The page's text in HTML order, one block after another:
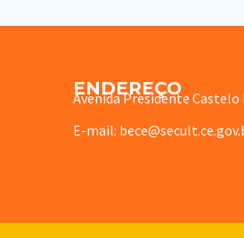
ENDEREÇO
Avenida Presidente
E-mail: